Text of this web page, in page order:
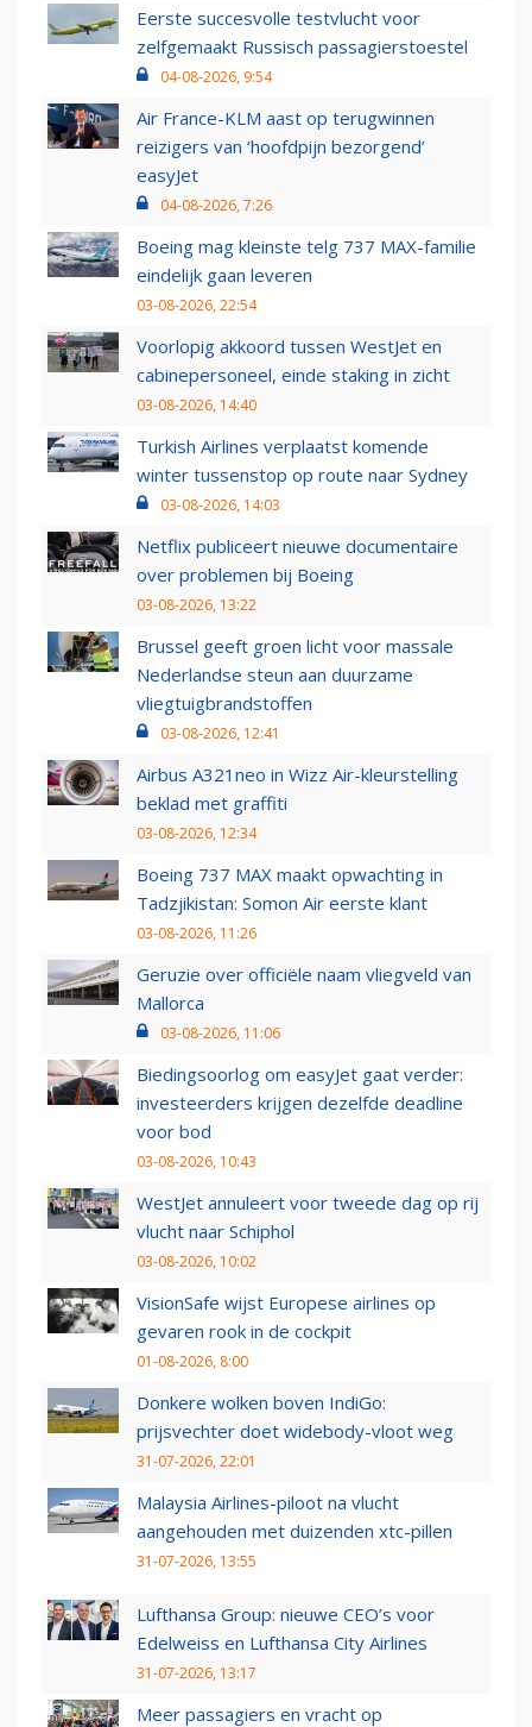
Eerste succesvolle testvlucht voor
zelfgemaakt Russisch passagierstoestel
04-08-2026, 9:54
Air France-KLM aast op terugwinnen
reizigers van ‘hoofdpijn bezorgend’
easyJet
04-08-2026, 7:26
Boeing mag kleinste telg 737 MAX-familie
eindelijk gaan leveren
03-08-2026, 22:54
Voorlopig akkoord tussen WestJet en
cabinepersoneel, einde staking in zicht
03-08-2026, 14:40
Turkish Airlines verplaatst komende
winter tussenstop op route naar Sydney
03-08-2026, 14:03
Netflix publiceert nieuwe documentaire
over problemen bij Boeing
03-08-2026, 13:22
Brussel geeft groen licht voor massale
Nederlandse steun aan duurzame
vliegtuigbrandstoffen
03-08-2026, 12:41
Airbus A321neo in Wizz Air-kleurstelling
beklad met graffiti
03-08-2026, 12:34
Boeing 737 MAX maakt opwachting in
Tadzjikistan: Somon Air eerste klant
03-08-2026, 11:26
Geruzie over officiële naam vliegveld van
Mallorca
03-08-2026, 11:06
Biedingsoorlog om easyJet gaat verder:
investeerders krijgen dezelfde deadline
voor bod
03-08-2026, 10:43
WestJet annuleert voor tweede dag op rij
vlucht naar Schiphol
03-08-2026, 10:02
VisionSafe wijst Europese airlines op
gevaren rook in de cockpit
01-08-2026, 8:00
Donkere wolken boven IndiGo:
prijsvechter doet widebody-vloot weg
31-07-2026, 22:01
Malaysia Airlines-piloot na vlucht
aangehouden met duizenden xtc-pillen
31-07-2026, 13:55
Lufthansa Group: nieuwe CEO’s voor
Edelweiss en Lufthansa City Airlines
31-07-2026, 13:17
Meer passagiers en vracht op